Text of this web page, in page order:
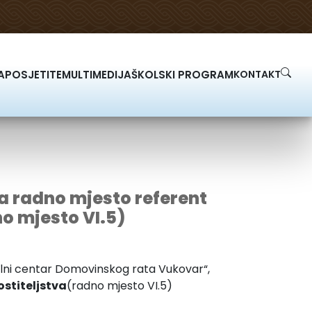
POSJETITEMULTIMEDIJAŠKOLSKI PROGRAMKONTAKT
radno mjesto referent
mjesto VI.5)
centar Domovinskog rata Vukovar“,
(radno mjesto VI.5)